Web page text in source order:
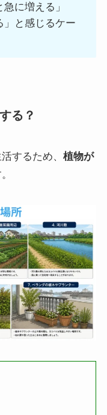
に増える」
」と感じるケー
る？
するため、 植物が